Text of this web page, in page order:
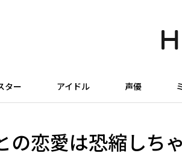
ター アイドル 声優
の恋愛は恐縮しち